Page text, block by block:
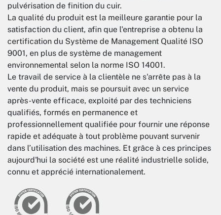
pulvérisation de finition du cuir.
La qualité du produit est la meilleure garantie pour la
satisfaction du client, afin que l'entreprise a obtenu la
certification du Système de Management Qualité ISO
9001, en plus de système de management
environnemental selon la norme ISO 14001.
Le travail de service à la clientèle ne s'arrête pas à la
vente du produit, mais se poursuit avec un service
après-vente efficace, exploité par des techniciens
qualifiés, formés en permanence et
professionnellement qualifiée pour fournir une réponse
rapide et adéquate à tout problème pouvant survenir
dans l’utilisation des machines. Et grâce à ces principes
aujourd'hui la société est une réalité industrielle solide,
connu et apprécié internationalement.